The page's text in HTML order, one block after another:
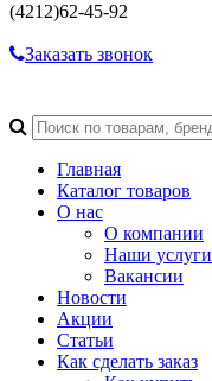
(4212)62-45-92
Заказать звонок
Главная
Каталог товаров
О нас
О компании
Наши услуги
Вакансии
Новости
Акции
Статьи
Как сделать заказ